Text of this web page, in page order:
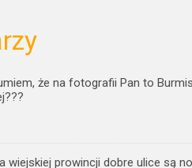
że na fotografii Pan to
wiejskiej prowincji dobre ulice są